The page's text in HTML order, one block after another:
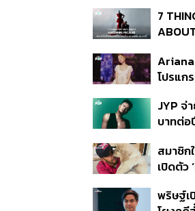
7
โปรแก
ดนตรี
JYP จ่
บาทต่อ
สมาชิก
เปิดตัว
พริษฐ์เ